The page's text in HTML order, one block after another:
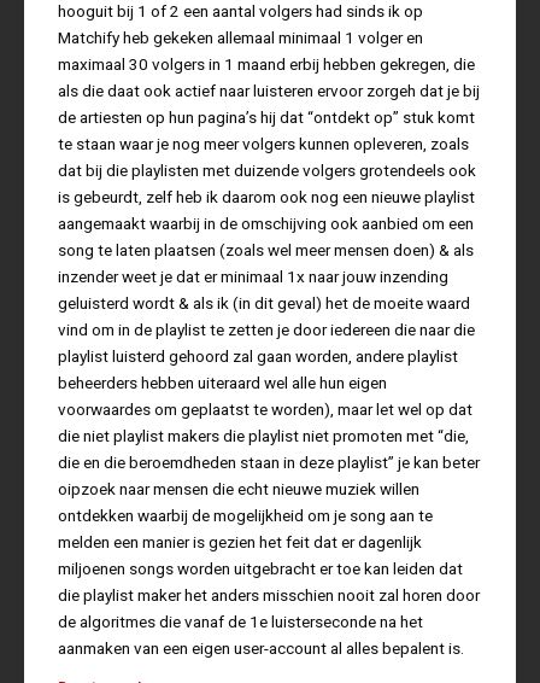
hooguit bij 1 of 2 een aantal volgers had sinds ik op
Matchify heb gekeken allemaal minimaal 1 volger en
maximaal 30 volgers in 1 maand erbij hebben gekregen, die
als die daat ook actief naar luisteren ervoor zorgeh dat je bij
de artiesten op hun pagina’s hij dat “ontdekt op” stuk komt
te staan waar je nog meer volgers kunnen opleveren, zoals
dat bij die playlisten met duizende volgers grotendeels ook
is gebeurdt, zelf heb ik daarom ook nog een nieuwe playlist
aangemaakt waarbij in de omschijving ook aanbied om een
song te laten plaatsen (zoals wel meer mensen doen) & als
inzender weet je dat er minimaal 1x naar jouw inzending
geluisterd wordt & als ik (in dit geval) het de moeite waard
vind om in de playlist te zetten je door iedereen die naar die
playlist luisterd gehoord zal gaan worden, andere playlist
beheerders hebben uiteraard wel alle hun eigen
voorwaardes om geplaatst te worden), maar let wel op dat
die niet playlist makers die playlist niet promoten met “die,
die en die beroemdheden staan in deze playlist” je kan beter
oipzoek naar mensen die echt nieuwe muziek willen
ontdekken waarbij de mogelijkheid om je song aan te
melden een manier is gezien het feit dat er dagenlijk
miljoenen songs worden uitgebracht er toe kan leiden dat
die playlist maker het anders misschien nooit zal horen door
de algoritmes die vanaf de 1e luisterseconde na het
aanmaken van een eigen user-account al alles bepalent is.